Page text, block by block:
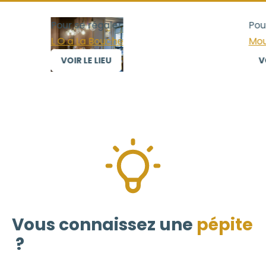
Pour se régaler
L O a La Bouche
VOIR LE LIEU
Vous connaissez une pépite
?